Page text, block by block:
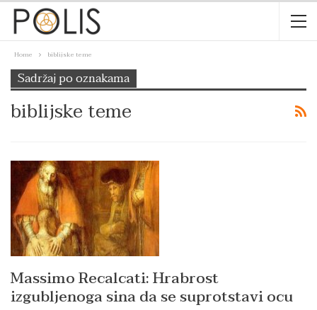
Home biblijske teme
Sadržaj po oznakama
biblijske teme
Massimo Recalcati: Hrabrost
izgubljenoga sina da se suprotstavi ocu